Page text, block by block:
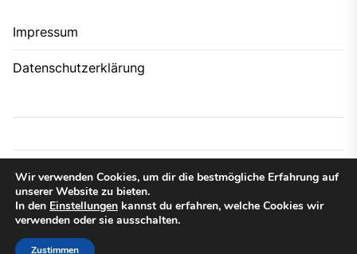
Impressum
Datenschutzerklärung
Copyright © 2026Buchen Flug.All rights reserved.
Theme: CoPrint By Themeinwp.
Wir verwenden Cookies, um dir die bestmögliche Erfahrung auf
unserer Website zu bieten.
In den Einstellungen kannst du erfahren, welche Cookies wir
verwenden oder sie ausschalten.
Zustimmen